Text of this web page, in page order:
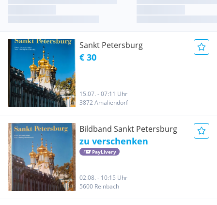
Sankt Petersburg
€ 30
15.07. - 07:11 Uhr
3872 Amaliendorf
Bildband Sankt Petersburg
zu verschenken
PayLivery
02.08. - 10:15 Uhr
5600 Reinbach